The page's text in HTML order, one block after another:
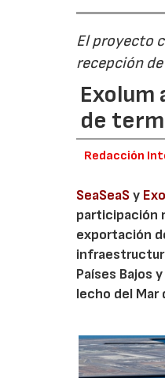
El proyecto
recepción
de
Redacción
SeaSeaSy
participación
exportación
Países Bajos
lecho del Mar